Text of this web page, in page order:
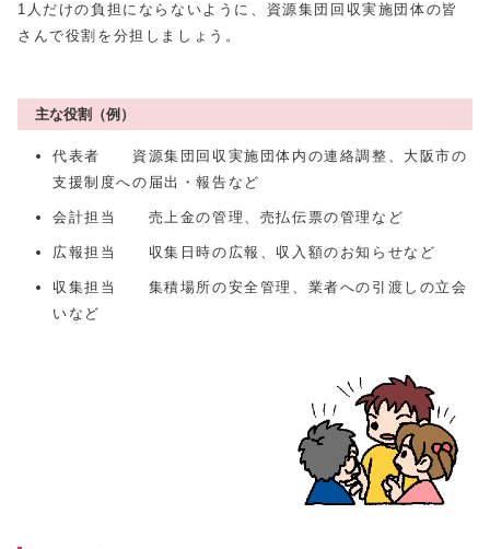
1人だけの負担にならないように、資源集団回収実施団体の皆
さんで役割を分担しましょう。
主な役割（例）
代表者 資源集団回収実施団体内の連絡調整、大阪市の
支援制度への届出・報告など
会計担当 売上金の管理、売払伝票の管理など
広報担当 収集日時の広報、収入額のお知らせなど
収集担当 集積場所の安全管理、業者への引渡しの立会
いなど